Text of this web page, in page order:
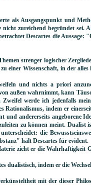
als Ausgangspunkt und
nicht zureichend begründet sei.
Descartes die Aussage:
strenger logischer
einer Wissenschaft, in der
und nichts a priori
außen wahrnimmt, kann
werde ich jedenfalls
Rationalismus, indem er
und andererseits angeborene
zu können meint. Dualist
die
hält Descartes für evident.
zieht er die Wahrhaftigkeit
dualistisch, indem er die
mit der dieser